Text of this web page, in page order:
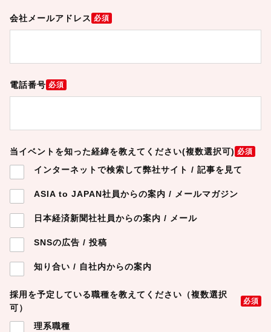
会社メールアドレス 必須
電話番号 必須
当イベントを知った経緯を教えてください(複数選択可) 必須
インターネットで検索して弊社サイト / 記事を見て
ASIA to JAPAN社員からの案内 / メールマガジン
日本経済新聞社社員からの案内 / メール
SNSの広告 / 投稿
知り合い / 自社内からの案内
採用を予定している職種を教えてください（複数選択
可）
必須
理系職種